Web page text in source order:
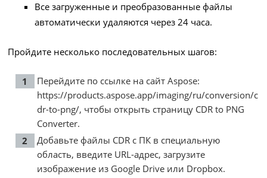
Все загруженные и преобразованные файлы
автоматически удаляются через 24 часа.
Пройдите несколько последовательных шагов:
Перейдите по ссылке на сайт Aspose:
https://products.aspose.app/imaging/ru/conversion/c
dr-to-png/, чтобы открыть страницу CDR to PNG
Converter.
Добавьте файлы CDR с ПК в специальную
область, введите URL-адрес, загрузите
изображение из Google Drive или Dropbox.